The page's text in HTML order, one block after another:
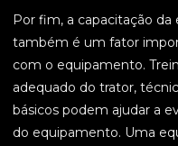
Por fim, a capacitação
também é um fator
com o equipamento.
adequado do trator,
básicos podem ajudar a
do equipamento. Uma